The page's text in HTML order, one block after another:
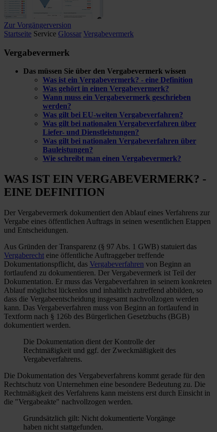
Zur Vorgängerversion
Startseite Service Glossar Vergabevermerk
Vergabevermerk
Das müssen Sie über den Vergabevermerk wissen
Was ist ein Vergabevermerk? - eine Definition
Was gehört in einen Vergabevermerk?
Wann muss ein Vergabevermerk geschrieben
werden?
Was gilt bei EU-weiten Vergabeverfahren?
Was gilt bei nationalen Vergabeverfahren über
Liefer- und Dienstleistungen?
Was gilt bei nationalen Vergabeverfahren über
Bauleistungen?
Wie schreibt man einen Vergabevermerk?
WAS IST EIN VERGABEVERMERK? -
EINE DEFINITION
Der Vergabevermerk dokumentiert den Ablauf eines Verfahrens zur
Vergabe eines öffentlichen Auftrags in seinen wesentlichen Etappen
und Entscheidungen.
Aus Gründen der Transparenz (§ 97 Abs. 1 GWB) statuiert das
Vergaberecht eine öffentliche Auftraggeber treffende
Dokumentationspflicht, das Vergabeverfahren von Beginn an
fortlaufend zu dokumentieren. Der Vergabevermerk ist Teil der
Dokumentation. Er muss das Vergabeverfahren in seinem konkreten
Ablauf möglichst lückenlos und inhaltlich zutreffend abbilden, so
dass die Vergabeentscheidung insgesamt nachvollzogen werden
kann. Das Vergabeverfahren muss von Beginn an fortlaufend in
Textform nach § 126b des Bürgerlichen Gesetzbuchs (BGB)
dokumentiert werden.
Die Dokumentation dient der Kontrolle der
Rechtmäßigkeit und ggf. der Zweckmäßigkeit des
Vergabeverfahrens.
Die Dokumentation des Vergabeverfahrens kommt gerade für den
Rechtschutz von Unternehmen eine besondere Bedeutung zu. Die
Rechtmäßigkeit des Verfahrens kann meistens erst durch Einsicht in
die "Vergabeakte" nachvollzogen werden.
Grundsätzlich gilt: Nicht dokumentierte Vorgänge
haben nicht stattgefunden.